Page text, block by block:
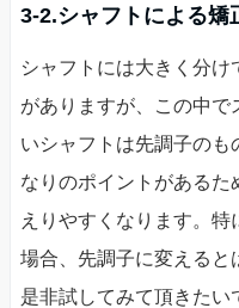
3-2.シャフトによる矯
シャフトには大きく分
がありますが、この中で
いシャフトは先調子のも
なりのポイントがある
えりやすくなります。
場合、先調子に変えると
是非試してみて頂きたい